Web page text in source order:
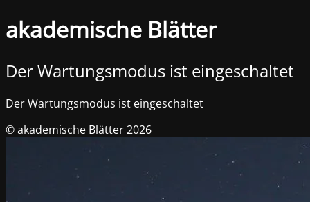
akademische Blätter
Der Wartungsmodus ist eingeschaltet
Der Wartungsmodus ist eingeschaltet
© akademische Blätter 2026